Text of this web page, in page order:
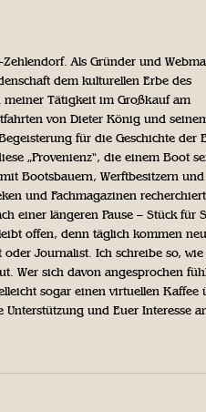
Als Gründer und
dem kulturellen Erbe des
meiner Tätigkeit im Großkauf am
von Dieter König und
für die Geschichte der
„Provenienz“, die einem Boot
Bootsbauern, Werftbesitzern und
und Fachmagazinen
einer längeren Pause – Stück für
offen, denn täglich kommen
Journalist. Ich schreibe so, wie
Wer sich davon angesprochen
sogar einen virtuellen Kaffee
und Euer Interesse